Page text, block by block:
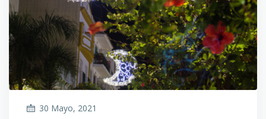
30 Mayo, 2021